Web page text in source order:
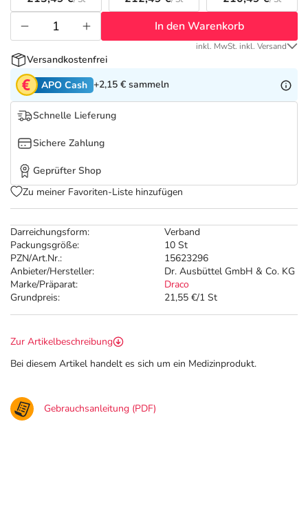
Tierapotheke
Vitamine & Mineralstoffe
Marken
Salus Deals
Darreichungsform:
Verband
Packungsgröße:
10 St
PZN/Art.Nr.:
15623296
Anbieter/Hersteller:
Dr. Ausbüttel GmbH & Co. KG
Marke/Präparat:
Draco
Grundpreis:
21,55 €/1 St
In den Warenkorb
inkl. MwSt. inkl. Versand
Versandkostenfrei
APO Cash +2,15 € sammeln
Schnelle Lieferung
Sichere Zahlung
Geprüfter Shop
Zu meiner Favoriten-Liste hinzufügen
Zur Artikelbeschreibung
Bei diesem Artikel handelt es sich um ein Medizinprodukt.
Gebrauchsanleitung (PDF)